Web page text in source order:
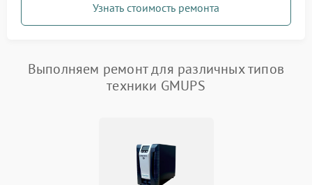
Узнать стоимость ремонта
Выполняем ремонт для различных типов
техники GMUPS